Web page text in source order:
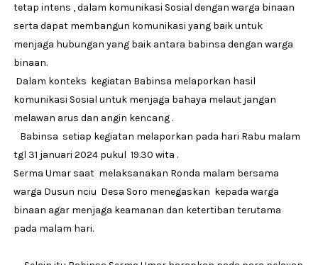
tetap intens , dalam komunikasi Sosial dengan warga binaan
serta dapat membangun komunikasi yang baik untuk
menjaga hubungan yang baik antara babinsa dengan warga
binaan.
Dalam konteks kegiatan Babinsa melaporkan hasil
komunikasi Sosial untuk menjaga bahaya melaut jangan
melawan arus dan angin kencang .
Babinsa setiap kegiatan melaporkan pada hari Rabu malam
tgl 31 januari 2024 pukul 19.30 wita .
Serma Umar saat melaksanakan Ronda malam bersama
warga Dusun nciu Desa Soro menegaskan kepada warga
binaan agar menjaga keamanan dan ketertiban terutama
pada malam hari.